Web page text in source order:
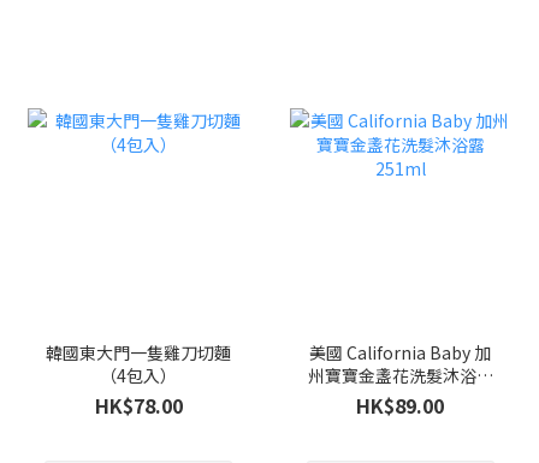
韓國東大門一隻雞刀切麵
（4包入）
HK$78.00
美國 California Baby 加
州寶寶金盞花洗髮沐浴露
251ml
HK$89.00